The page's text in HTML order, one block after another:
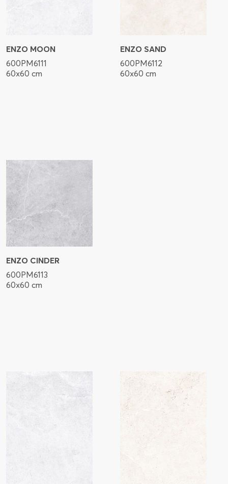
ENZO MOON
600PM6111
60x60 cm
ENZO SAND
600PM6112
60x60 cm
ENZO CINDER
600PM6113
60x60 cm